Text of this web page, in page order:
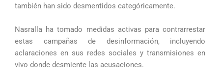
también han sido desmentidos categóricamente.
Nasralla ha tomado medidas activas para contrarrestar
estas campañas de desinformación, incluyendo
aclaraciones en sus redes sociales y transmisiones en
vivo donde desmiente las acusaciones.